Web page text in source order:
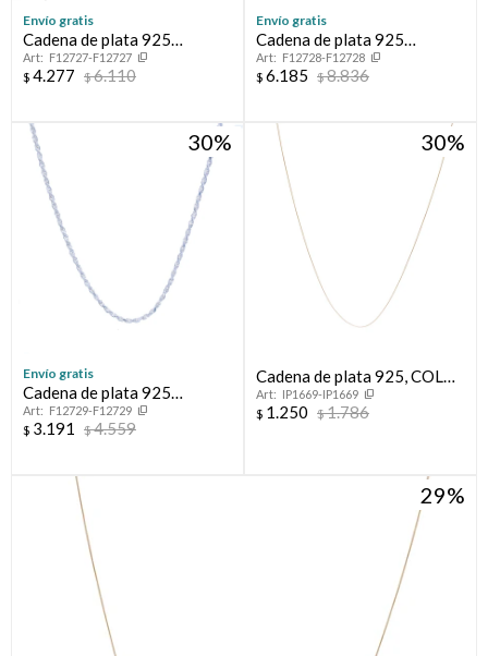
Envío gratis
Cadena de plata 925
CARDANO
F12727-F12727
$ 4.277 $6.110
Envío gratis
Cadena de plata 925
CARDANO
F12728-F12728
$ 6.185 $8.836
30
Envío gratis
Cadena de plata 925
TOURBILLON
F12729-F12729
$ 3.191 $4.559
30
Cadena de plata 925, COLA
DE RATON.
IP1669-IP1669
$ 1.250 $1.786
29